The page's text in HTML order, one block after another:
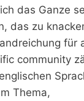
das Ganze
das zu
für
community
Thema,